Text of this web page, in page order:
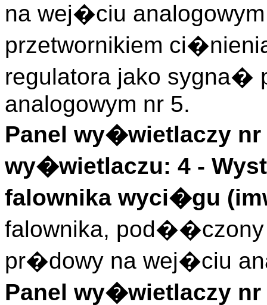
na wej�ciu
przetwornikiem
regulatora jako
analogowym nr 5.
Panel wy�wietlaczy nr
wy�wietlaczu: 4 -
falownika wyci�gu (
falownika,
pr�dowy na wej�ciu
Panel wy�wietlaczy nr